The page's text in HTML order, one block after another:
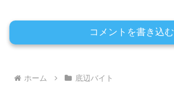
コメントを書き込む
ホーム 底辺バイト